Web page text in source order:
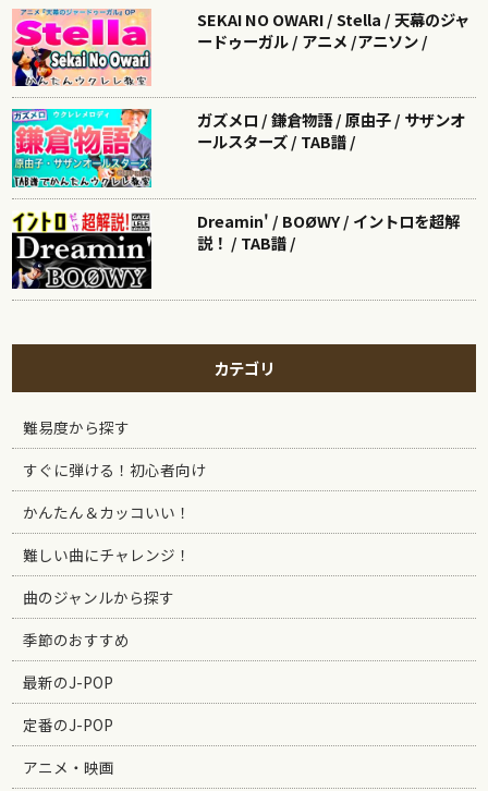
SEKAI NO OWARI / Stella / 天幕のジャ
ードゥーガル / アニメ /アニソン /
ガズメロ / 鎌倉物語 / 原由子 / サザンオ
ールスターズ / TAB譜 /
Dreamin' / BOØWY / イントロを超解
説！ / TAB譜 /
カテゴリ
難易度から探す
すぐに弾ける！初心者向け
かんたん＆カッコいい！
難しい曲にチャレンジ！
曲のジャンルから探す
季節のおすすめ
最新のJ-POP
定番のJ-POP
アニメ・映画